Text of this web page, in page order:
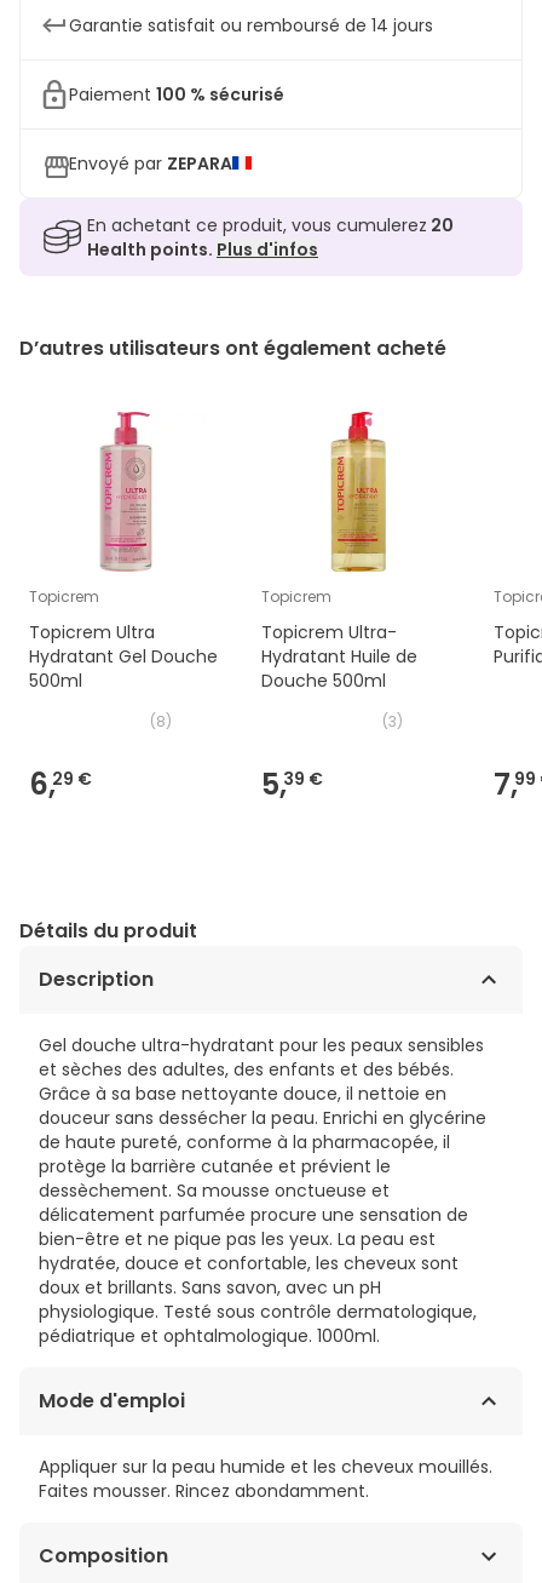
Garantie satisfait ou remboursé de 14 jours
Paiement 100 % sécurisé
Envoyé par ZEPARA
En achetant ce produit, vous cumulerez 20
Health points. Plus d'infos
D’autres utilisateurs ont également acheté
Topicrem
Topicrem Ultra
Hydratant Gel Douche
500ml
(8)
6,29 €
Topicrem
Topicrem Ultra-
Hydratant Huile de
Douche 500ml
(3)
5,39 € 7,99
Détails du produit
Description
Gel douche ultra-hydratant pour les peaux sensibles
et sèches des adultes, des enfants et des bébés.
Grâce à sa base nettoyante douce, il nettoie en
douceur sans dessécher la peau. Enrichi en glycérine
de haute pureté, conforme à la pharmacopée, il
protège la barrière cutanée et prévient le
dessèchement. Sa mousse onctueuse et
délicatement parfumée procure une sensation de
bien-être et ne pique pas les yeux. La peau est
hydratée, douce et confortable, les cheveux sont
doux et brillants. Sans savon, avec un pH
physiologique. Testé sous contrôle dermatologique,
pédiatrique et ophtalmologique. 1000ml.
Mode d'emploi
Appliquer sur la peau humide et les cheveux mouillés.
Faites mousser. Rincez abondamment.
Composition